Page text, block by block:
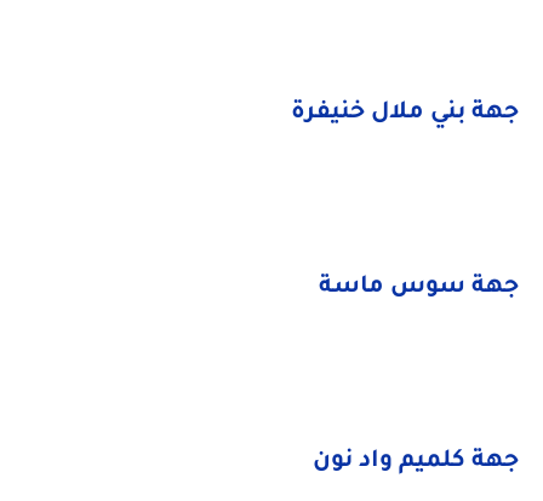
جهة بني ملال خنيفرة
جهة سوس ماسة
جهة كلميم واد نون